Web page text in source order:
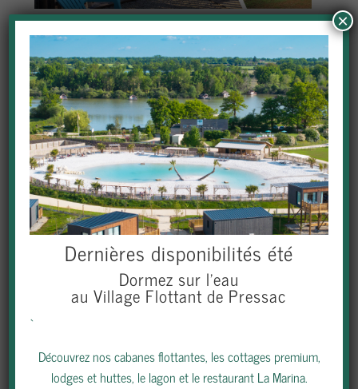
FAMILLE NOMBREUSE
Dernières disponibilités été
Dormez sur l’eau
au Village Flottant de Pressac
`
Découvrez nos cabanes flottantes, les cottages premium,
lodges et huttes, le lagon et le restaurant La Marina.
×